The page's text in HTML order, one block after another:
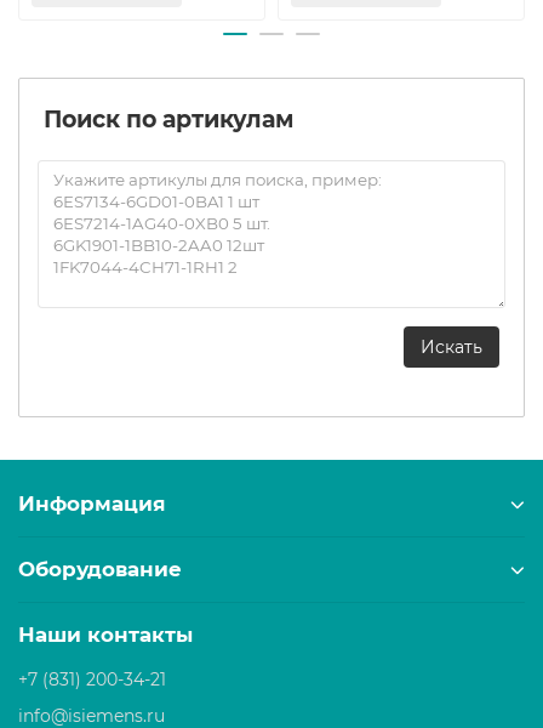
Поиск по артикулам
Информация
Оборудование
Наши контакты
+7 (831) 200-34-21
info@isiemens.ru